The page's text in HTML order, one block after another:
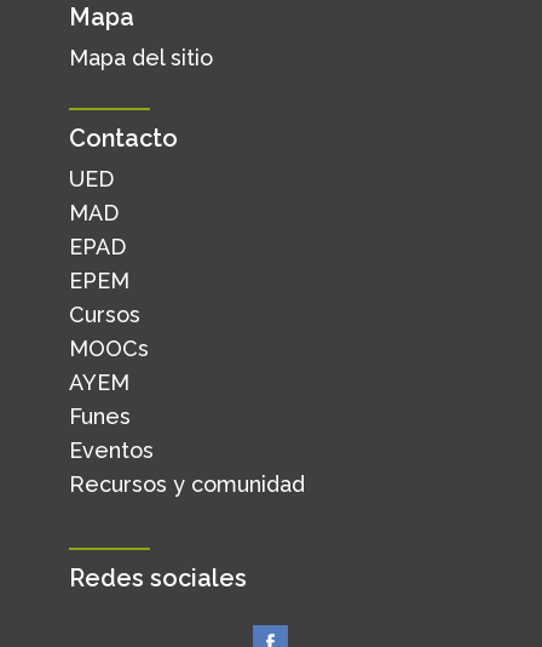
Mapa
Mapa del sitio
Contacto
UED
MAD
EPAD
EPEM
Cursos
MOOCs
AYEM
Funes
Eventos
Recursos y comunidad
Redes sociales